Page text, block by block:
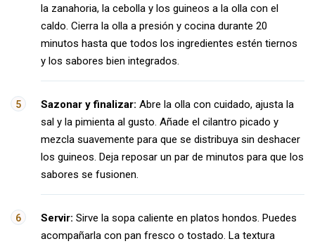
la zanahoria, la cebolla y los guineos a la olla con el
caldo. Cierra la olla a presión y cocina durante 20
minutos hasta que todos los ingredientes estén tiernos
y los sabores bien integrados.
Sazonar y finalizar: Abre la olla con cuidado, ajusta la
sal y la pimienta al gusto. Añade el cilantro picado y
mezcla suavemente para que se distribuya sin deshacer
los guineos. Deja reposar un par de minutos para que los
sabores se fusionen.
Servir: Sirve la sopa caliente en platos hondos. Puedes
acompañarla con pan fresco o tostado. La textura